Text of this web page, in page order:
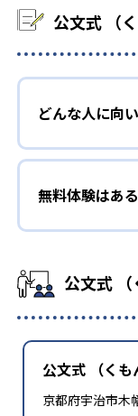
公文式 （
どんな人に向
無料体験はあ
公文式
公文式 （く
京都府宇治市木